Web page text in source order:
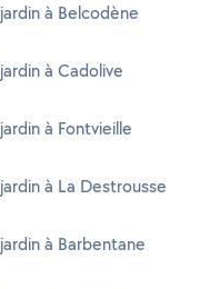
à Belcodène
à Cadolive
à Fontvieille
à La Destrousse
à Barbentane